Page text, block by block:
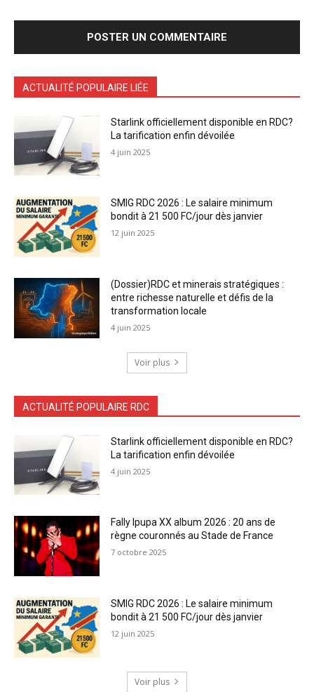
ACTUALITÉ POPULAIRE LIÉE
Starlink officiellement disponible en RDC?
La tarification enfin dévoilée
4 juin 2025
SMIG RDC 2026 : Le salaire minimum
bondit à 21 500 FC/jour dès janvier
12 juin 2025
(Dossier)RDC et minerais stratégiques :
entre richesse naturelle et défis de la
transformation locale
4 juin 2025
Voir plus
ACTUALITÉ POPULAIRE RDC
Starlink officiellement disponible en RDC?
La tarification enfin dévoilée
4 juin 2025
Fally Ipupa XX album 2026 : 20 ans de
règne couronnés au Stade de France
7 octobre 2025
SMIG RDC 2026 : Le salaire minimum
bondit à 21 500 FC/jour dès janvier
12 juin 2025
Voir plus